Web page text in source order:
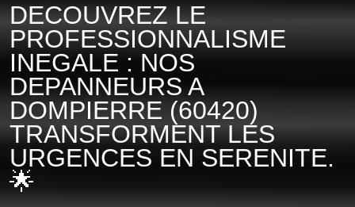
DECOUVREZ LE
PROFESSIONNALISME
INEGALE : NOS
DEPANNEURS A
DOMPIERRE (60420)
TRANSFORMENT LES
URGENCES EN SERENITE.
🌟